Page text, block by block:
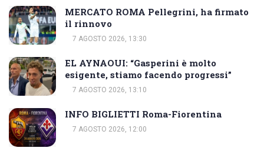
MERCATO ROMA Pellegrini, ha firmato
il rinnovo
7 AGOSTO 2026, 13:30
EL AYNAOUI: “Gasperini è molto
esigente, stiamo facendo progressi”
7 AGOSTO 2026, 13:10
INFO BIGLIETTI Roma-Fiorentina
7 AGOSTO 2026, 12:00